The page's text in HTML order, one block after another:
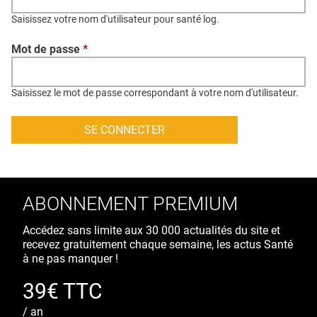
CONTACT
CRÉDITS
Saisissez votre nom d'utilisateur pour santé log.
Mot de passe *
Saisissez le mot de passe correspondant à votre nom d'utilisateur.
ABONNEMENT PREMIUM
Accédez sans limite aux 30 000 actualités du site et
recevez gratuitement chaque semaine, les actus Santé
à ne pas manquer !
39€ TTC
/ an